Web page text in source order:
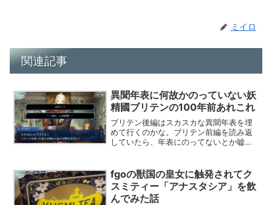
ミイロ
関連記事
fgo
異聞年表に何故かのっていない妖
精國ブリテンの100年前あれこれ
ブリテン後編はスカスカな異聞年表を埋
めて行くのかな。ブリテン前編を読み返
していたら、年表にのってないとか嘘だ
年前」にである。女王暦1900年は前編で
はまだ空欄である...
fgo
fgoの獣国の皇女に触発されてク
スミティー「アナスタシア」を飲
んでみた話